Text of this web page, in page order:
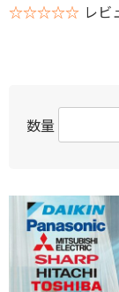
☆☆☆☆☆ レビ
数量